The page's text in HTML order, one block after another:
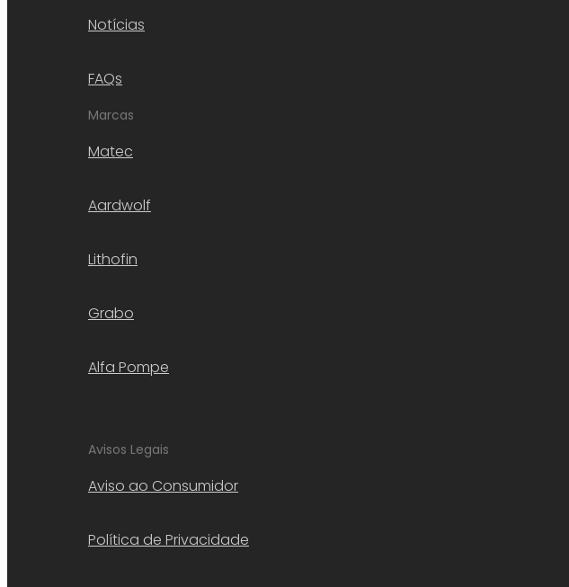
Notícias
FAQs
Marcas
Matec
Aardwolf
Lithofin
Grabo
Alfa Pompe
Avisos Legais
Aviso ao Consumidor
Política de Privacidade